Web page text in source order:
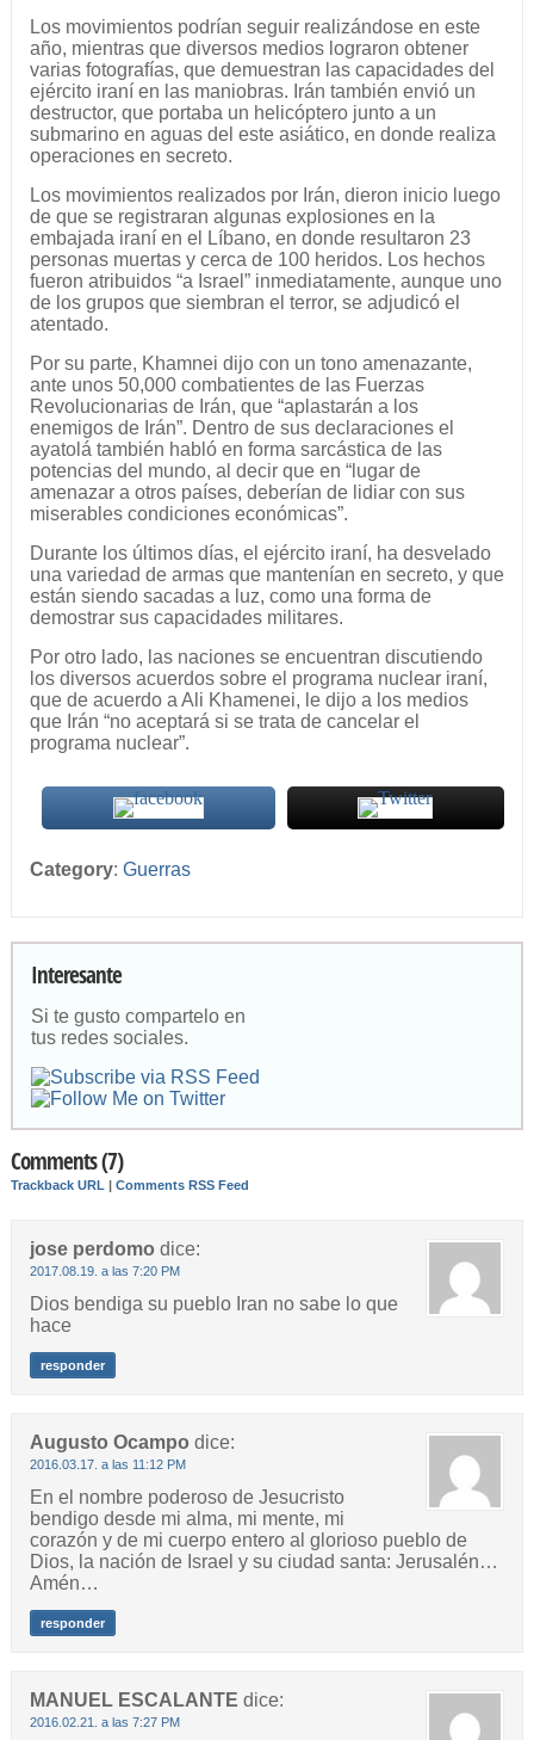
Los movimientos podrían seguir realizándose en este
año, mientras que diversos medios lograron obtener
varias fotografías, que demuestran las capacidades del
ejército iraní en las maniobras. Irán también envió un
destructor, que portaba un helicóptero junto a un
submarino en aguas del este asiático, en donde realiza
operaciones en secreto.
Los movimientos realizados por Irán, dieron inicio luego
de que se registraran algunas explosiones en la
embajada iraní en el Líbano, en donde resultaron 23
personas muertas y cerca de 100 heridos. Los hechos
fueron atribuidos “a Israel” inmediatamente, aunque uno
de los grupos que siembran el terror, se adjudicó el
atentado.
Por su parte, Khamnei dijo con un tono amenazante,
ante unos 50,000 combatientes de las Fuerzas
Revolucionarias de Irán, que “aplastarán a los
enemigos de Irán”. Dentro de sus declaraciones el
ayatolá también habló en forma sarcástica de las
potencias del mundo, al decir que en “lugar de
amenazar a otros países, deberían de lidiar con sus
miserables condiciones económicas”.
Durante los últimos días, el ejército iraní, ha desvelado
una variedad de armas que mantenían en secreto, y que
están siendo sacadas a luz, como una forma de
demostrar sus capacidades militares.
Por otro lado, las naciones se encuentran discutiendo
los diversos acuerdos sobre el programa nuclear iraní,
que de acuerdo a Ali Khamenei, le dijo a los medios
que Irán “no aceptará si se trata de cancelar el
programa nuclear”.
Category: Guerras
Interesante
Si te gusto compartelo en
tus redes sociales.
Comments (7)
Trackback URL Comments RSS Feed
jose perdomo dice:
2017.08.19. a las 7:20 PM
Dios bendiga su pueblo Iran no sabe lo que
hace
responder
Augusto Ocampo dice:
2016.03.17. a las 11:12 PM
En el nombre poderoso de Jesucristo
bendigo desde mi alma, mi mente, mi
corazón y de mi cuerpo entero al glorioso pueblo de
Dios, la nación de Israel y su ciudad santa: Jerusalén…
Amén…
responder
MANUEL ESCALANTE dice:
2016.02.21. a las 7:27 PM